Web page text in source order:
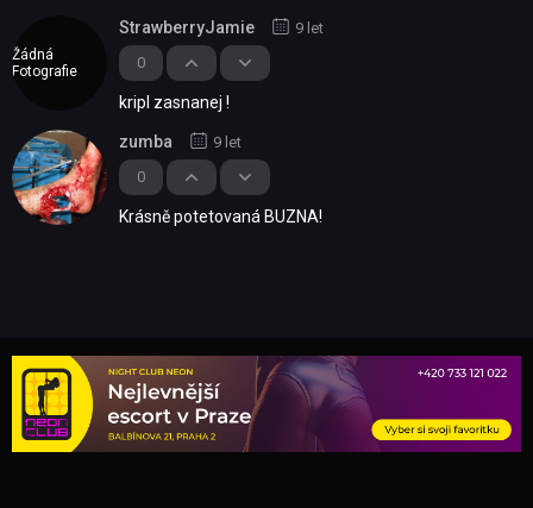
Žádná
Fotografie
0
StrawberryJamie 9 let
kripl zasnanej !
0
zumba 9 let
Krásně potetovaná BUZNA!